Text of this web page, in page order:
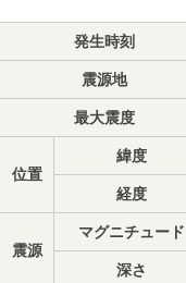
発生時刻
震源地
最大震度
位置
緯度
経度
震源
マグニチュード
深さ